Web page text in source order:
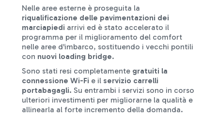
Nelle aree esterne è proseguita la
riqualificazione delle pavimentazioni dei
marciapiedi arrivi ed è stato accelerato il
programma per il miglioramento del comfort
nelle aree d'imbarco, sostituendo i vecchi pontili
con nuovi loading bridge.
Sono stati resi completamente gratuiti la
connessione Wi-Fi e il servizio carrelli
portabagagli. Su entrambi i servizi sono in corso
ulteriori investimenti per migliorarne la qualità e
allinearla al forte incremento della domanda.